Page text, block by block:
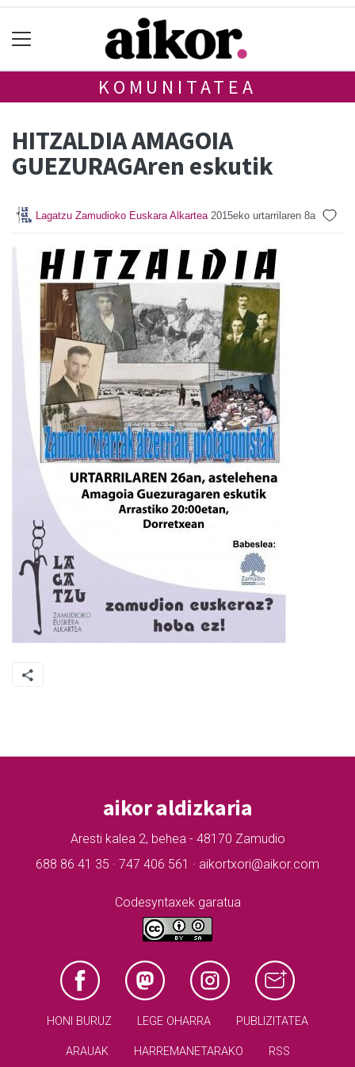
KOMUNITATEA
HITZALDIA AMAGOIA
GUEZURAGAren eskutik
Lagatzu Zamudioko Euskara Alkartea 2015eko urtarrilaren 8a
aikor aldizkaria
Aresti kalea 2, behea - 48170 Zamudio
688 86 41 35 · 747 406 561 · aikortxori@aikor.com
Codesyntaxek garatua
HONI BURUZ LEGE OHARRA PUBLIZITATEA
ARAUAK HARREMANETARAKO RSS